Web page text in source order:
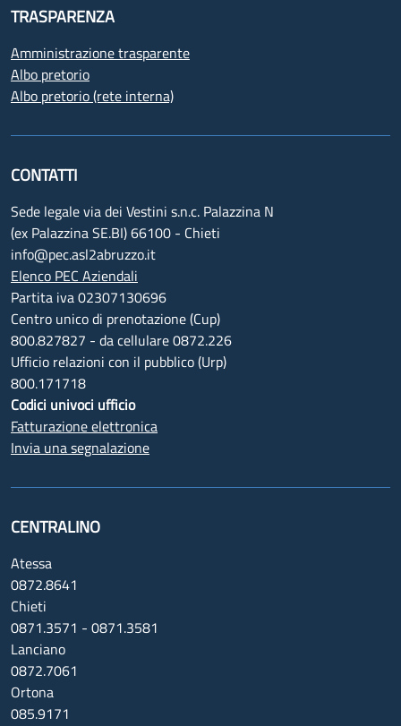
TRASPARENZA
Amministrazione trasparente
Albo pretorio
Albo pretorio (rete interna)
CONTATTI
Sede legale via dei Vestini s.n.c. Palazzina N
(ex Palazzina SE.BI) 66100 - Chieti
info@pec.asl2abruzzo.it
Elenco PEC Aziendali
Partita iva 02307130696
Centro unico di prenotazione (Cup)
800.827827 - da cellulare 0872.226
Ufficio relazioni con il pubblico (Urp)
800.171718
Codici univoci ufficio
Fatturazione elettronica
Invia una segnalazione
CENTRALINO
Atessa
0872.8641
Chieti
0871.3571 - 0871.3581
Lanciano
0872.7061
Ortona
085.9171